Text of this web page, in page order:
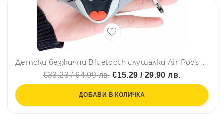
Детски безжични Bluetooth слушалки Аir Pоds Prо Tom - до 20 часа слушане, детайлен звук, ново поколение Wireless
€33.23 / 64.99 лв.€15.29 / 29.90 лв.
ДОБАВИ В КОЛИЧКА